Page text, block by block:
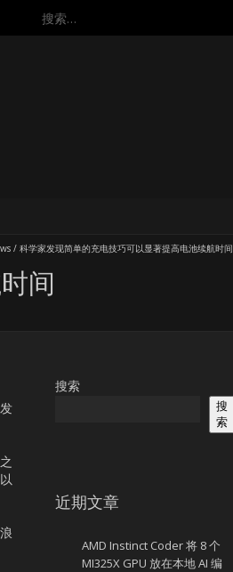
搜
/ 科学家发现简单的充电技巧可以显著提高电池续航时间
间
搜索
搜
索
近期文章
AMD Instinct Coder 将 8 个
MI325X GPU 放在本地 AI 编